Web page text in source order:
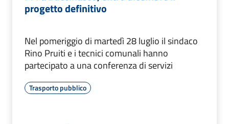
progetto definitivo
Nel pomeriggio di martedì 28 luglio il sindaco
Rino Pruiti e i tecnici comunali hanno
partecipato a una conferenza di servizi
Trasporto pubblico